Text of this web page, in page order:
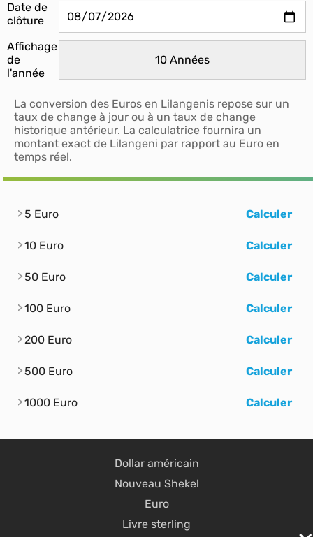
Date de
clôture
Affichage
de
l'année
La conversion des Euros en Lilangenis repose sur un
taux de change à jour ou à un taux de change
historique antérieur. La calculatrice fournira un
montant exact de Lilangeni par rapport au Euro en
temps réel.
5 Euro Calculer
10 Euro Calculer
50 Euro Calculer
100 Euro Calculer
200 Euro Calculer
500 Euro Calculer
1000 Euro Calculer
Dollar américain
Nouveau Shekel
Euro
Livre sterling